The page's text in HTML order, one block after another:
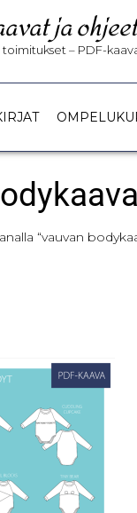
ja– PDF-
“vauvan